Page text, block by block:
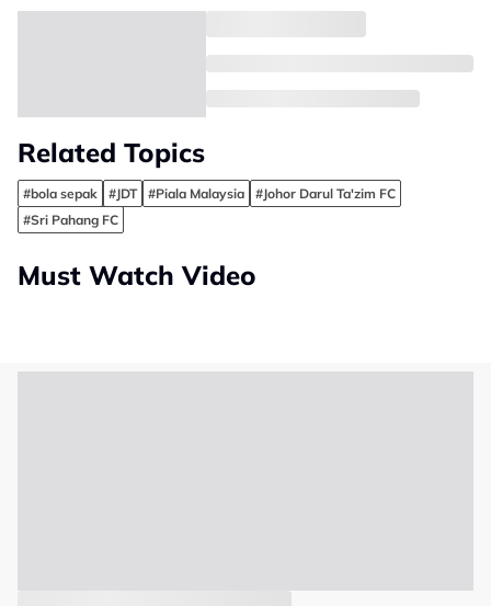
Related Topics
#bola sepak #JDT #Piala Malaysia
#Johor Darul Ta'zim FC
#Sri Pahang FC
Must Watch Video